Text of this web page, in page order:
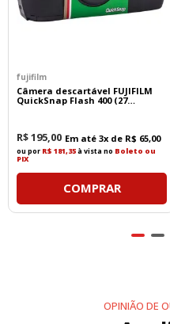
fujifilm
Câmera descartável FUJIFILM
QuickSnap Flash 400 (27
R$195,00 Em até 3x de R$ 65,00
ou por R$ 181,35à vista no Boleto ou
PIX
COMPRAR
OPINIÃO DE